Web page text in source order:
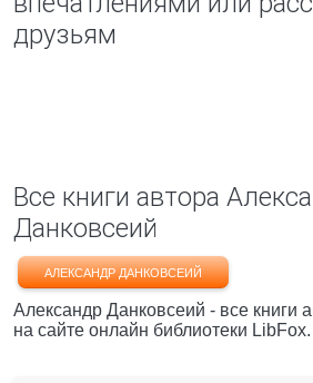
друзьям
Все книги автора
Данковсеий
АЛЕКСАНДР ДАНКОВСЕИЙ
Александр Данковсеий - все книги
на сайте онлайн библиотеки LibFox.